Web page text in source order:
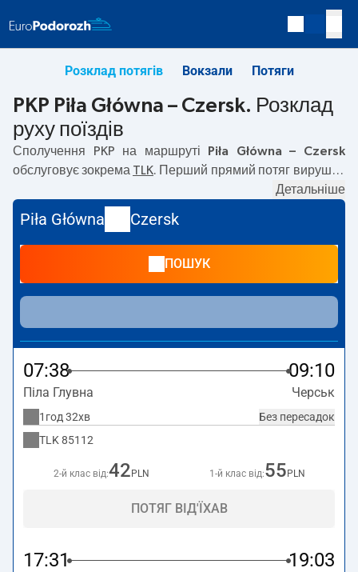
Розклад потягів Вокзали Потяги
PKP Piła Główna – Czersk. Розклад
руху поїздів
Сполучення PKP на маршруті
Piła Główna – Czersk
обслуговує зокрема TLK. Перший прямий потяг вирушає
Czersk вирушає о 17:31. Найшвидший маршрут
пропонує потяг без пересадок
потягом триває01:32 . На маршрутіPiła Główna–Czersk
курсують також інші потяги:— пропонують нижчу ціну
квитка і зазвичай довший час подорожі. Потяг завершує
маршрут на станції Czersk.
Детальніше
Piła Główna Czersk
ПОШУК
07:38 09:10
Піла Глувна Черськ
Без пересадок
1год 32хв
TLK 85112
2-й клас від:42 PLN 1-й клас від:55 PLN
ПОТЯГ ВІД'ЇХАВ
17:31 19:03